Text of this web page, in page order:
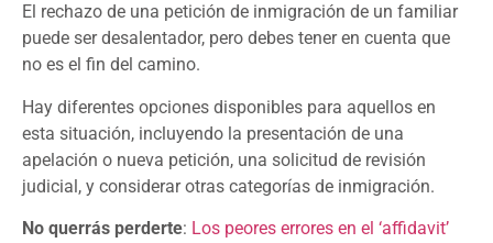
El rechazo de una petición de inmigración de un familiar
puede ser desalentador, pero debes tener en cuenta que
no es el fin del camino.
Hay diferentes opciones disponibles para aquellos en
esta situación, incluyendo la presentación de una
apelación o nueva petición, una solicitud de revisión
judicial, y considerar otras categorías de inmigración.
No querrás perderte: Los peores errores en el ‘affidavit’